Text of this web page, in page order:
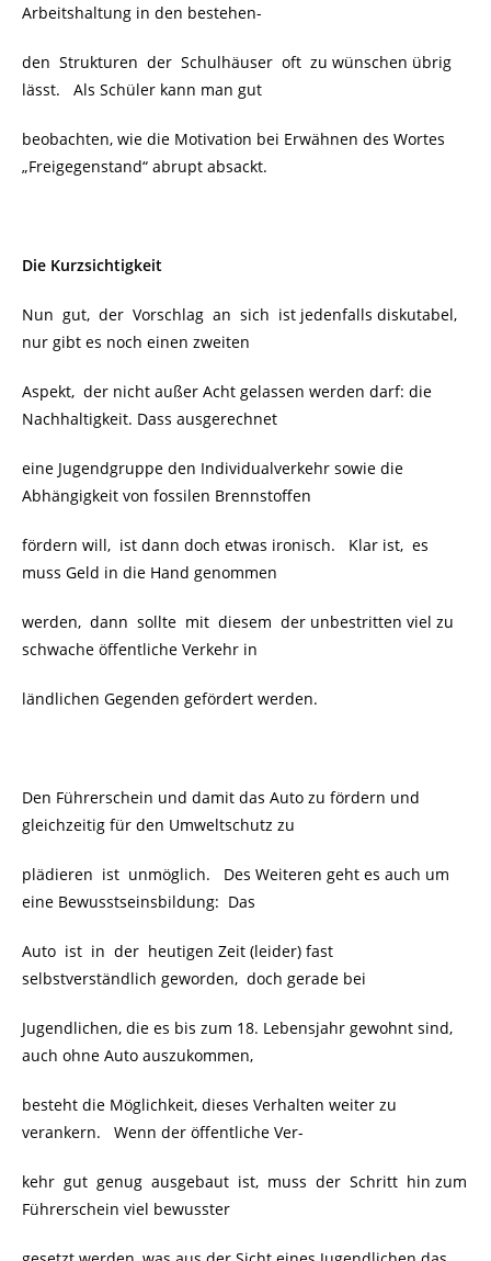
Arbeitshaltung in den bestehen-
den Strukturen der Schulhäuser oft zu wünschen übrig
lässt. Als Schüler kann man gut
beobachten, wie die Motivation bei Erwähnen des Wortes
„Freigegenstand“ abrupt absackt.
Die Kurzsichtigkeit
Nun gut, der Vorschlag an sich ist jedenfalls diskutabel,
nur gibt es noch einen zweiten
Aspekt, der nicht außer Acht gelassen werden darf: die
Nachhaltigkeit. Dass ausgerechnet
eine Jugendgruppe den Individualverkehr sowie die
Abhängigkeit von fossilen Brennstoffen
fördern will, ist dann doch etwas ironisch. Klar ist, es
muss Geld in die Hand genommen
werden, dann sollte mit diesem der unbestritten viel zu
schwache öffentliche Verkehr in
ländlichen Gegenden gefördert werden.
Den Führerschein und damit das Auto zu fördern und
gleichzeitig für den Umweltschutz zu
plädieren ist unmöglich. Des Weiteren geht es auch um
eine Bewusstseinsbildung: Das
Auto ist in der heutigen Zeit (leider) fast
selbstverständlich geworden, doch gerade bei
Jugendlichen, die es bis zum 18. Lebensjahr gewohnt sind,
auch ohne Auto auszukommen,
besteht die Möglichkeit, dieses Verhalten weiter zu
verankern. Wenn der öffentliche Ver-
kehr gut genug ausgebaut ist, muss der Schritt hin zum
Führerschein viel bewusster